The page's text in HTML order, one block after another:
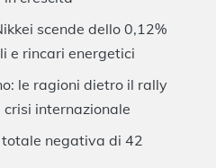
scende dello 0,12%
e rincari energetici
le ragioni dietro il rally
internazionale
negativa di 42